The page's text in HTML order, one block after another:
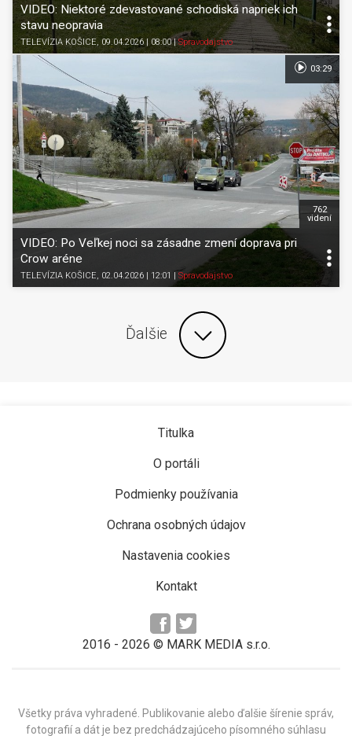
VIDEO: Niektoré zdevastované schodiská napriek ich
stavu neopravia
TELEVÍZIA KOŠICE, 09.04.2026 | 08:00|Spravodajstvo
VIDEO: Po Veľkej noci sa zásadne zmení doprava pri
Crow aréne
TELEVÍZIA KOŠICE, 02.04.2026 | 12:01 | Spravodajstvo
762
videní
03:29
Ďalšie
Titulka
O portáli
Podmienky používania
Ochrana osobných údajov
Nastavenia cookies
Kontakt
2016 - 2026 © MARK MEDIA s.r.o.
Všetky práva vyhradené. Publikovanie alebo ďalšie šírenie správ,
fotografií a dát je bez predchádzajúceho písomného súhlasu